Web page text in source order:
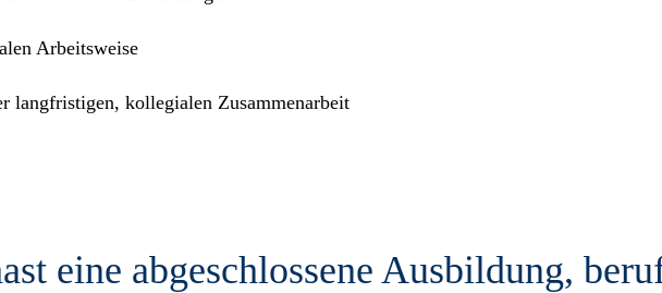
Arbeitsweise
langfristigen, kollegialen Zusammenarbeit
eine abgeschlossene Ausbildung,